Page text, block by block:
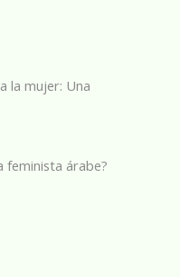
la mujer: Una
feminista árabe?